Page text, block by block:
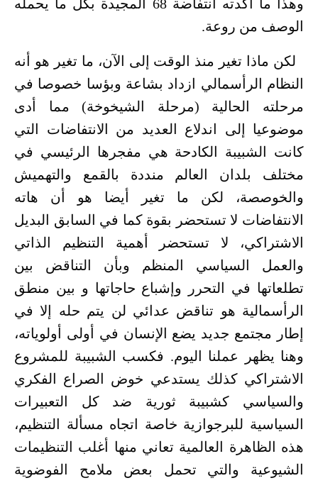
وهذا ما أكدته انتفاضة 68 المجيدة بكل ما يحمله
الوصف من روعة.
لكن ماذا تغير منذ الوقت إلى الآن، ما تغير هو أنه
النظام الرأسمالي ازداد بشاعة وبؤسا خصوصا في
مرحلته الحالية (مرحلة الشيخوخة) مما أدى
موضوعيا إلى اندلاع العديد من الانتفاضات التي
كانت الشبيبة الكادحة هي مفجرها الرئيسي في
مختلف بلدان العالم منددة بالقمع والتهميش
والخوصصة، لكن ما تغير أيضا هو أن هاته
الانتفاضات لا تستحضر بقوة كما في السابق البديل
الاشتراكي، لا تستحضر أهمية التنظيم الذاتي
والعمل السياسي المنظم وبأن التناقض بين
تطلعاتها في التحرر وإشباع حاجاتها و بين منطق
الرأسمالية هو تناقض عدائي لن يتم حله إلا في
إطار مجتمع جديد يضع الإنسان في أولى أولوياته،
وهنا يظهر عملنا اليوم. فكسب الشبيبة للمشروع
الاشتراكي كذلك يستدعي خوض الصراع الفكري
والسياسي كشبيبة ثورية ضد كل التعبيرات
السياسية للبرجوازية خاصة اتجاه مسألة التنظيم،
هذه الظاهرة العالمية تعاني منها أغلب التنظيمات
الشيوعية والتي تحمل بعض ملامح الفوضوية